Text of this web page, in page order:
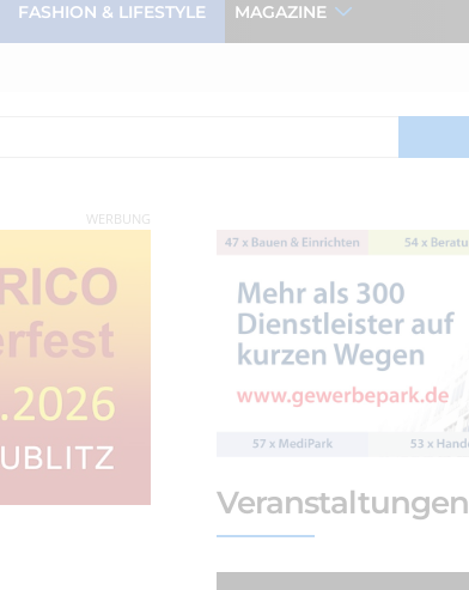
FASHION & LIFESTYLE MAGAZINE
WERBUNG
Veranstaltungen